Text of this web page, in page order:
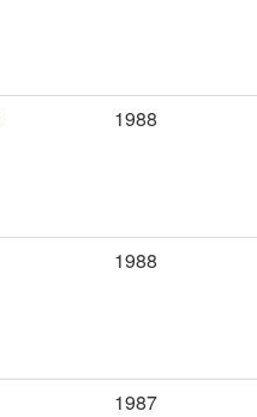
1988
1988
1987